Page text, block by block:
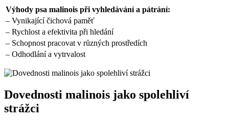
Výhody psa malinois při vyhledávání a pátrání:
– Vynikající čichová paměť
– Rychlost a efektivita při hledání
– Schopnost pracovat v různých prostředích
– Odhodlání a vytrvalost
Dovednosti malinois jako spolehliví
strážci